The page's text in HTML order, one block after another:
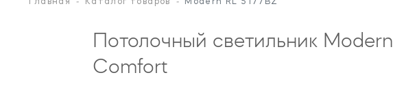
Главная - Каталог товаров - Modern RL 5177BZ
Потолочный светильник Modern
Comfort